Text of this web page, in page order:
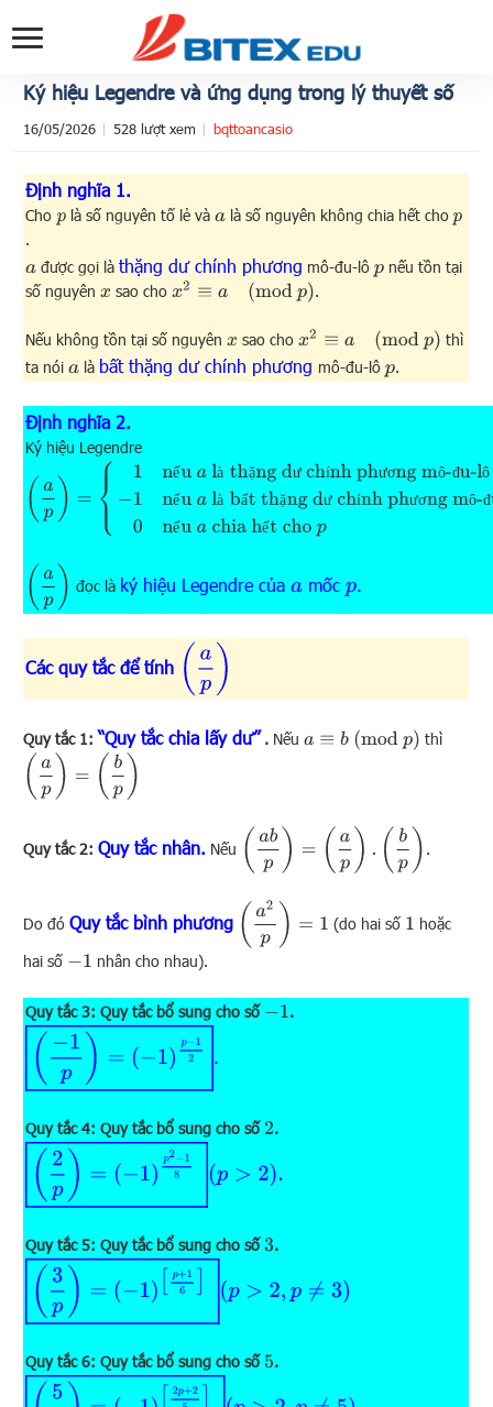
Ký hiệu Legendre và ứng dụng trong lý thuyết số
16/05/2026 528 lượt xem bqttoancasio
Định nghĩa 1.
Cho p là số nguyên tố lẻ vàalà số nguyên không chia hết cho p
.
ađược gọi là thặng dư chính phương mô-đu-lô pnếu tồn tại
số nguyênx sao chox2≡a( mod p) .
Nếu không tồn tại số nguyênx sao chox2≡a( mod p)
thì
ta nóialà bất thặng dư chính phương mô-đu-lô p.
Định nghĩa 2.
Ký hiệu Legendre
ế à ặ ư í ươ ô đ
ô
ế
à ấ ặ ư í ươ ô đ
ế
ế
nếu a là thặng dư chính phương mô-đu-lô p−1nếu a là bất
(a p)
đọc là ký hiệu Legendre củaamốc p.
Các quy tắc để tính
(a p)
Quy tắc 1:“Quy tắc chia lấy dư”. Nếua≡b (mod p)
thì
(a p)=(
Quy tắc 2:Quy tắc nhân. Nếu
(a bp)=( b p)
.
Do đóQuy tắc bình phương
(a 2p) =1
(do hai số 1 hoặc
hai số −1 nhân cho nhau).
Quy tắc 3: Quy tắc bổ sung cho số −1 .
−1 )=(−
.
Quy tắc 4: Quy tắc bổ sung cho số 2.
2p )=( (p >
Quy tắc 5: Quy tắc bổ sung cho số3.
3p )=( ] (p>2
Quy tắc 6: Quy tắc bổ sung cho số 5.
5p )=( 5] (p>